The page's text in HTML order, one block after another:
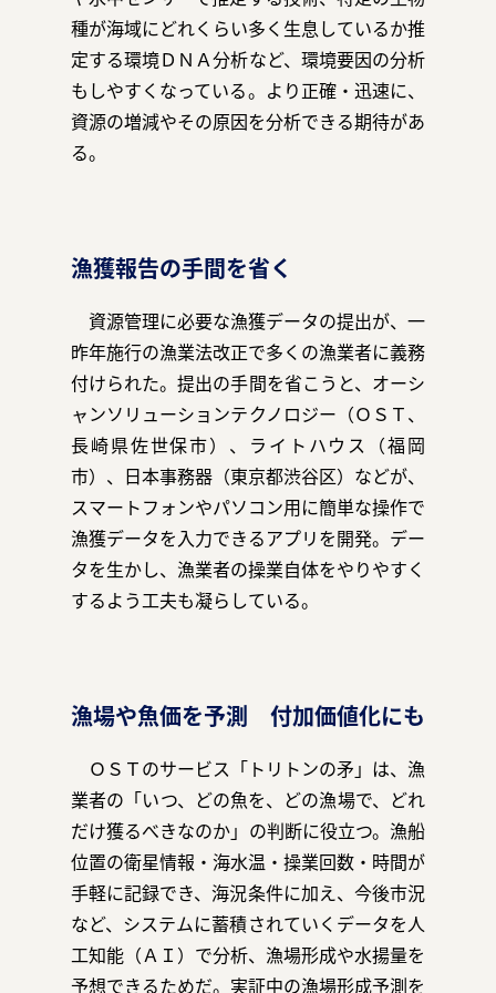
種が海域にどれくらい多く生息しているか推
定する環境ＤＮＡ分析など、環境要因の分析
もしやすくなっている。より正確・迅速に、
資源の増減やその原因を分析できる期待があ
る。
漁獲報告の手間を省く
資源管理に必要な漁獲データの提出が、一
昨年施行の漁業法改正で多くの漁業者に義務
付けられた。提出の手間を省こうと、オーシ
ャンソリューションテクノロジー（ＯＳＴ、
長崎県佐世保市）、ライトハウス（福岡
市）、日本事務器（東京都渋谷区）などが、
スマートフォンやパソコン用に簡単な操作で
漁獲データを入力できるアプリを開発。デー
タを生かし、漁業者の操業自体をやりやすく
するよう工夫も凝らしている。
漁場や魚価を予測 付加価値化にも
ＯＳＴのサービス「トリトンの矛」は、漁
業者の「いつ、どの魚を、どの漁場で、どれ
だけ獲るべきなのか」の判断に役立つ。漁船
位置の衛星情報・海水温・操業回数・時間が
手軽に記録でき、海況条件に加え、今後市況
など、システムに蓄積されていくデータを人
工知能（ＡＩ）で分析、漁場形成や水揚量を
予想できるためだ。実証中の漁場形成予測を